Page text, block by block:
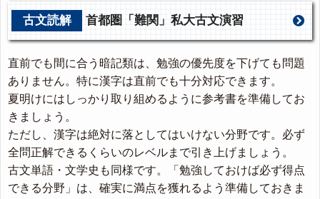
古文読解 首都圏「難関」私大古文演習
直前でも間に合う暗記類は、勉強の優先度を下げても問題
ありません。特に漢字は直前でも十分対応できます。
夏明けにはしっかり取り組めるように参考書を準備してお
きましょう。
ただし、漢字は絶対に落としてはいけない分野です。必ず
全問正解できるくらいのレベルまで引き上げましょう。
古文単語・文学史も同様です。「勉強しておけば必ず得点
できる分野」は、確実に満点を獲れるよう準備しておきま